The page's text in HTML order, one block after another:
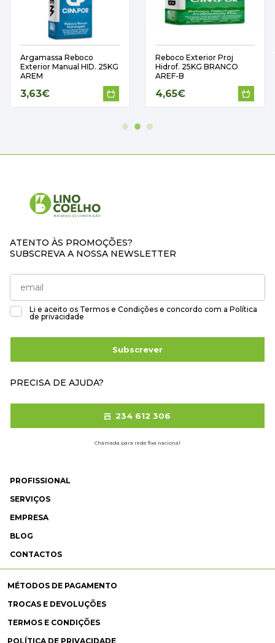
Argamassa Reboco
Exterior Manual HID. 25KG
AREM
3,63€
Reboco Exterior Proj
Hidrof. 25KG BRANCO
AREF-B
4,65€
PROFISSIONAL
SERVIÇOS
EMPRESA
BLOG
CONTACTOS
MÉTODOS DE PAGAMENTO
TROCAS E DEVOLUÇÕES
TERMOS E CONDIÇÕES
POLÍTICA DE PRIVACIDADE
ATENTO ÀS PROMOÇÕES?
SUBSCREVA A NOSSA NEWSLETTER
Li e aceito os Termos e Condições e concordo com a Política
de privacidade
Subscrever
PRECISA DE AJUDA?
234 612 306
Chamada para rede fixa nacional